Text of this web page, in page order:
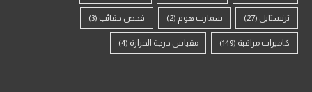
ترنستايل (27) سمارت هوم (2) فحص حقائب (3)
كاميرات مراقبة (149) مقياس درجة الحرارة (4)